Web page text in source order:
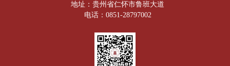
地址：贵州省仁怀市鲁班大道
电话：0851-28797002